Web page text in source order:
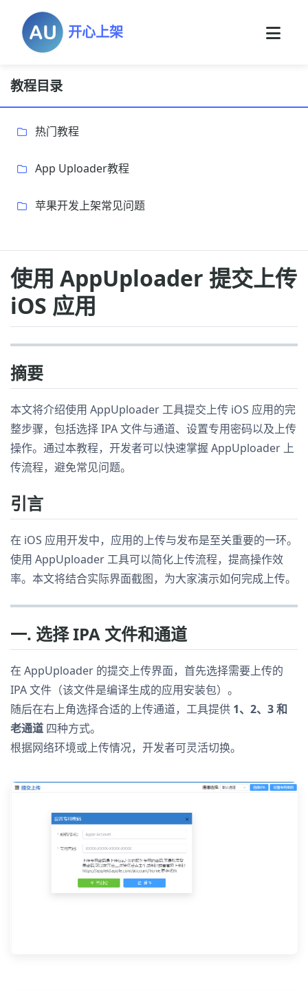
开心上架
教程目录
热门教程
App Uploader教程
苹果开发上架常见问题
使用 AppUploader 提交上传
iOS 应用
摘要
本文将介绍使用 AppUploader 工具提交上传 iOS 应用的完
整步骤，包括选择 IPA 文件与通道、设置专用密码以及上传
操作。通过本教程，开发者可以快速掌握 AppUploader 上
传流程，避免常见问题。
引言
在 iOS 应用开发中，应用的上传与发布是至关重要的一环。
使用 AppUploader 工具可以简化上传流程，提高操作效
率。本文将结合实际界面截图，为大家演示如何完成上传。
一. 选择 IPA 文件和通道
在 AppUploader 的提交上传界面，首先选择需要上传的
IPA 文件（该文件是编译生成的应用安装包）。
随后在右上角选择合适的上传通道，工具提供 1、2、3 和
老通道 四种方式。
根据网络环境或上传情况，开发者可灵活切换。